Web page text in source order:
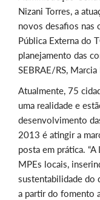
Nizani Torres, a
novos desafios nas
Pública Externa do
planejamento das
SEBRAE/RS, Marcia
Atualmente, 75
uma realidade e
desenvolvimento
2013 é atingir a
posta em prática.
MPEs locais,
sustentabilidade do
a partir do fomento